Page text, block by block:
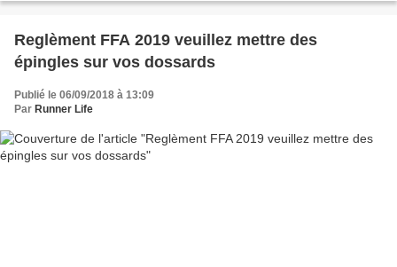
Reglèment FFA 2019 veuillez mettre des
épingles sur vos dossards
Publié le 06/09/2018 à 13:09
Par Runner Life